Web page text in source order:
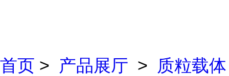
首页 > 产品展厅 >
质粒载体